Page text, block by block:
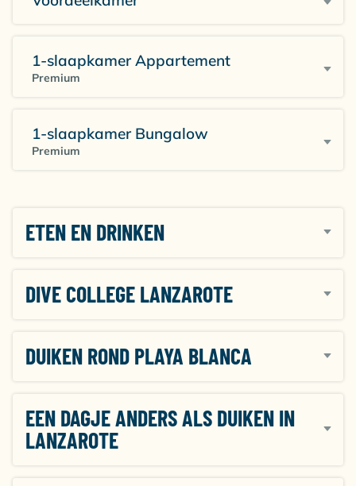
zijn voorzien een magnetron, elektrische kookplaat,
1-slaapkamer Appartement
Premium
1-slaapkamer Bungalow
Premium
ETEN EN DRINKEN
DIVE COLLEGE LANZAROTE
DUIKEN ROND PLAYA BLANCA
EEN DAGJE ANDERS ALS DUIKEN IN
LANZAROTE